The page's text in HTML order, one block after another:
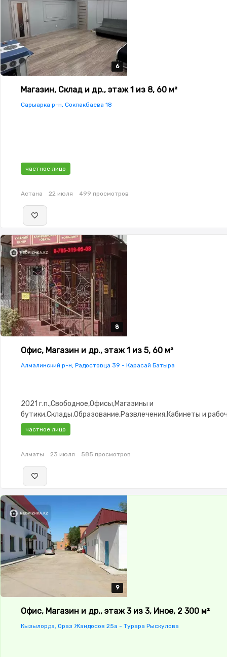
6
6
6
6
6
Магазин, Склад и др., этаж 1 из 8, 60 м²
Сарыарка р-н, Сокпакбаева 18
частное лицо
Астана 22 июля 499 просмотров
8
8
8
8
8
Офис, Магазин и др., этаж 1 из 5, 60 м²
Алмалинский р-н, Радостовца 39 - Карасай Батыра
2021 г.п.,Свободное,Офисы,Магазины и
бутики,Склады,Образование,Развлечения,Кабинеты и
места,Студии
частное лицо
Алматы 23 июля 585 просмотров
9
9
9
9
9
Офис, Магазин и др., этаж 3 из 3, Иное, 2 300 м²
Кызылорда, Ораз Жандосов 25а - Турара Рыскулова